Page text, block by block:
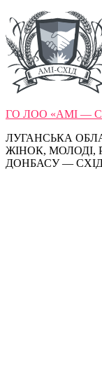
ГО ЛОО «АМІ —
ЛУГАНСЬКА
ЖІНОК, МОЛОДІ,
ДОНБАСУ —